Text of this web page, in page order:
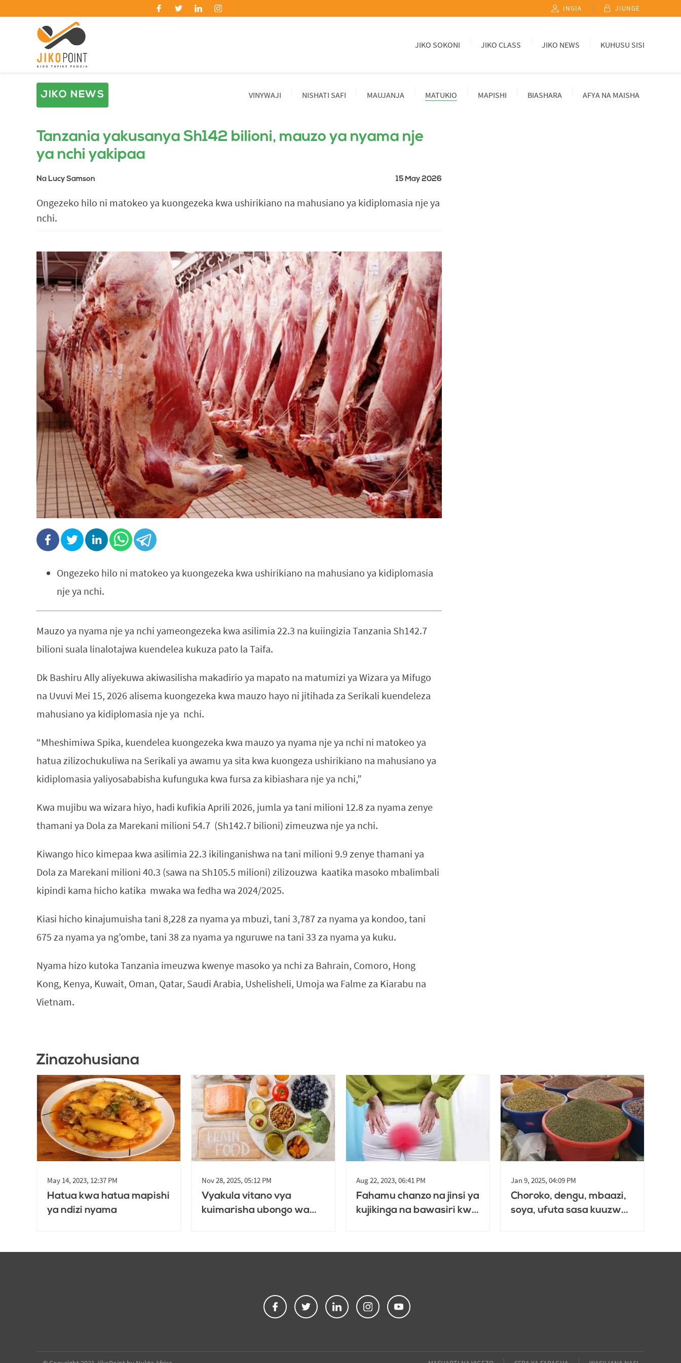
INGIA JIUNGE
JIKO SOKONI JIKO CLASS JIKO NEWS KUHUSU SISI
JIKO NEWS VINYWAJI NISHATI SAFI MAUJANJA MATUKIO MAPISHI BIASHARA AFYA NA MAISHA
Tanzania yakusanya Sh142 bilioni, mauzo ya nyama nje
ya nchi yakipaa
Na Lucy Samson 15 May 2026
Ongezeko hilo ni matokeo ya kuongezeka kwa ushirikiano na mahusiano ya kidiplomasia nje ya
nchi.
Ongezeko hilo ni matokeo ya kuongezeka kwa ushirikiano na mahusiano ya kidiplomasia
nje ya nchi.
Mauzo ya nyama nje ya nchi yameongezeka kwa asilimia 22.3 na kuiingizia Tanzania Sh142.7
bilioni suala linalotajwa kuendelea kukuza pato la Taifa.
Dk Bashiru Ally aliyekuwa akiwasilisha makadirio ya mapato na matumizi ya Wizara ya Mifugo
na Uvuvi Mei 15, 2026 alisema kuongezeka kwa mauzo hayo ni jitihada za Serikali kuendeleza
mahusiano ya kidiplomasia nje ya nchi.
“Mheshimiwa Spika, kuendelea kuongezeka kwa mauzo ya nyama nje ya nchi ni matokeo ya
hatua zilizochukuliwa na Serikali ya awamu ya sita kwa kuongeza ushirikiano na mahusiano ya
kidiplomasia yaliyosababisha kufunguka kwa fursa za kibiashara nje ya nchi,”
Kwa mujibu wa wizara hiyo, hadi kufikia Aprili 2026, jumla ya tani milioni 12.8 za nyama zenye
thamani ya Dola za Marekani milioni 54.7 (Sh142.7 bilioni) zimeuzwa nje ya nchi.
Kiwango hico kimepaa kwa asilimia 22.3 ikilinganishwa na tani milioni 9.9 zenye thamani ya
Dola za Marekani milioni 40.3 (sawa na Sh105.5 milioni) zilizouzwa kaatika masoko mbalimbali
kipindi kama hicho katika mwaka wa fedha wa 2024/2025.
Kiasi hicho kinajumuisha tani 8,228 za nyama ya mbuzi, tani 3,787 za nyama ya kondoo, tani
675 za nyama ya ng’ombe, tani 38 za nyama ya nguruwe na tani 33 za nyama ya kuku.
Nyama hizo kutoka Tanzania imeuzwa kwenye masoko ya nchi za Bahrain, Comoro, Hong
Kong, Kenya, Kuwait, Oman, Qatar, Saudi Arabia, Ushelisheli, Umoja wa Falme za Kiarabu na
Vietnam.
Zinazohusiana
May 14, 2023, 12:37 PM
Hatua kwa hatua mapishi
ya ndizi nyama
Nov 28, 2025, 05:12 PM
Vyakula vitano vya
kuimarisha ubongo wa
Aug 22, 2023, 06:41 PM
Fahamu chanzo na jinsi ya
kujikinga na bawasiri kwa
Jan 9, 2025, 04:09 PM
Choroko, dengu, mbaazi,
soya, ufuta sasa kuuzwa